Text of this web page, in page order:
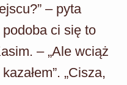
– pyta
ci się to
– „Ale wciąż
„Cisza,